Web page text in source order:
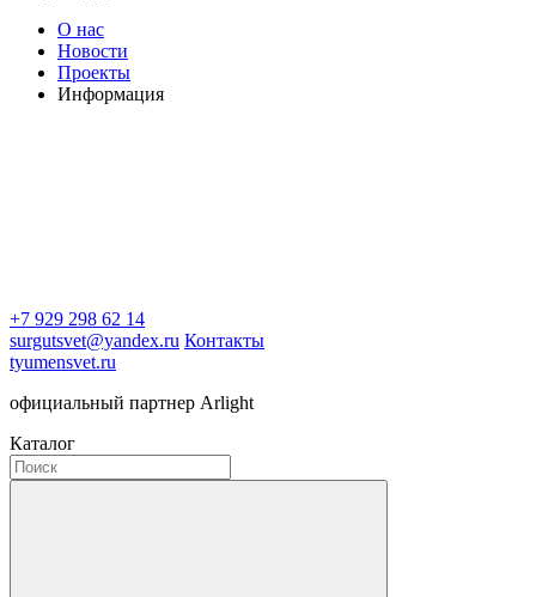
О нас
Новости
Проекты
Информация
+7 929 298 62 14
surgutsvet@yandex.ru Контакты
tyumensvet.ru
официальный партнер Arlight
Каталог